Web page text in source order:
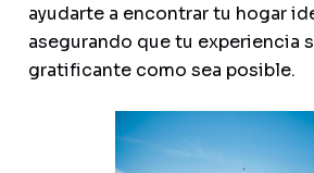
ayudarte a encontrar tu hogar
asegurando que tu experiencia
gratificante como sea posible.